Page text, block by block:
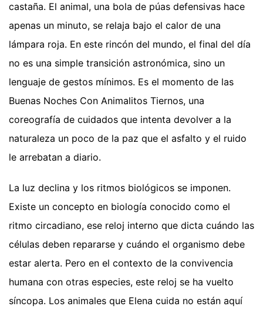
castaña. El animal, una bola de púas defensivas hace
apenas un minuto, se relaja bajo el calor de una
lámpara roja. En este rincón del mundo, el final del día
no es una simple transición astronómica, sino un
lenguaje de gestos mínimos. Es el momento de las
Buenas Noches Con Animalitos Tiernos, una
coreografía de cuidados que intenta devolver a la
naturaleza un poco de la paz que el asfalto y el ruido
le arrebatan a diario.
La luz declina y los ritmos biológicos se imponen.
Existe un concepto en biología conocido como el
ritmo circadiano, ese reloj interno que dicta cuándo las
células deben repararse y cuándo el organismo debe
estar alerta. Pero en el contexto de la convivencia
humana con otras especies, este reloj se ha vuelto
síncopa. Los animales que Elena cuida no están aquí